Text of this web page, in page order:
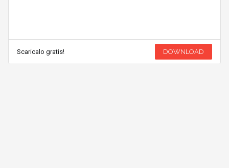
Scaricalo gratis! DOWNLOAD